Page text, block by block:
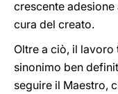
crescente
cura del creato.
Oltre a ciò, il lavoro
sinonimo ben
seguire il Maestro,